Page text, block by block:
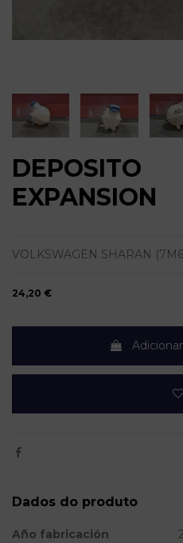
DEPOSITO
EXPANSION
VOLKSWAGEN SHARAN
24,20 €
Dados do produto
Año fabricación